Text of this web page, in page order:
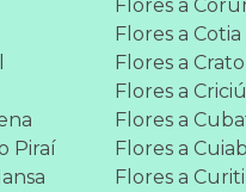
Piraí
Flores a
Flores a Cotia
Flores a Crato
Flores a
Flores a
Flores a
Flores a